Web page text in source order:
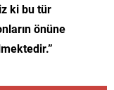
ki bu tür
önüne